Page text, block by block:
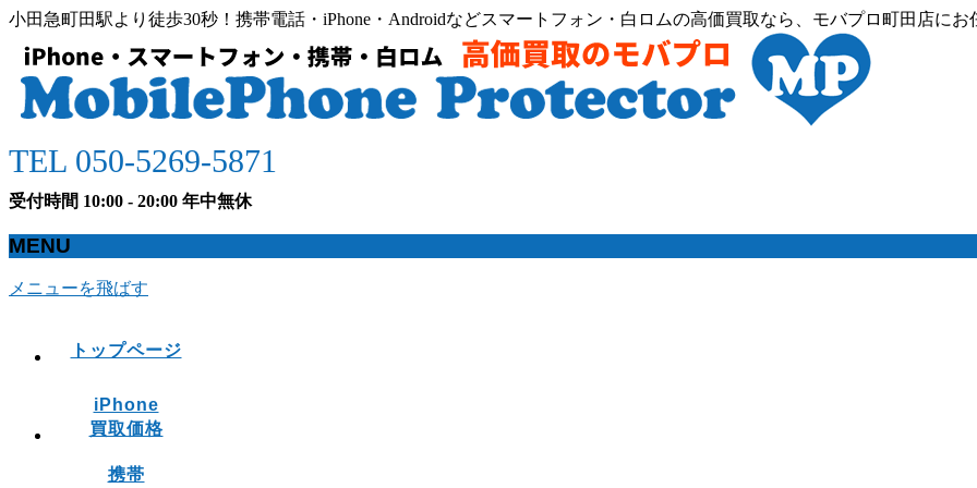
小田急町田駅より徒歩30秒！携帯電話・iPhone・Androidなどスマートフォン・白ロムの高価買取なら、モバプロ町田店にお
TEL 050-5269-5871
受付時間 10:00 - 20:00 年中無休
MENU
メニューを飛ばす
トップページ
iPhone
買取価格
携帯